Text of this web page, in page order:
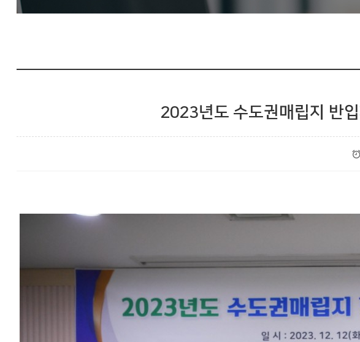
회사소개
2023년도 수도권매립지 반